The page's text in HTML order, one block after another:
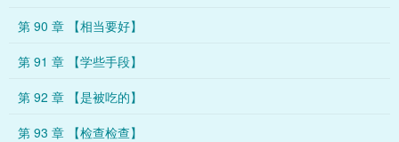
第 90 章 【相当要好】
第 91 章 【学些手段】
第 92 章 【是被吃的】
第 93 章 【检查检查】